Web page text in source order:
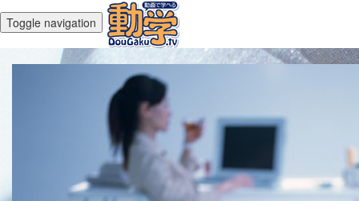
Toggle navigation